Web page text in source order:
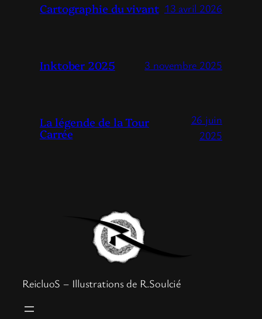
Cartographie du vivant 13 avril 2026
Inktober 2025 3 novembre 2025
La légende de la Tour
Carrée
26 juin
2025
ReicluoS – Illustrations de R.Soulcié